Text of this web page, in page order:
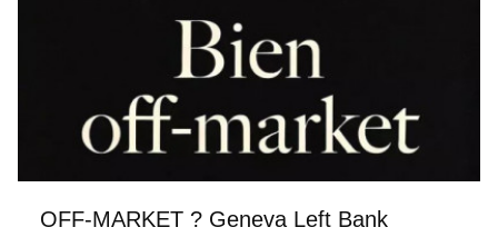
OFF-MARKET ? Geneva Left Bank